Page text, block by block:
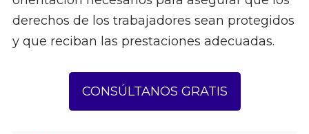
derechos de los trabajadores sean protegidos
y que reciban las prestaciones adecuadas.
CONSÚLTANOS GRATIS